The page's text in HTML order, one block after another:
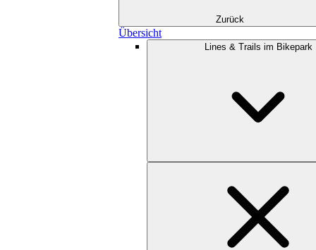
Zurück
Übersicht
Lines & Trails im Bikepark